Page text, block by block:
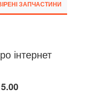
ЗАПЧАСТИНИ
інтернет
5.00